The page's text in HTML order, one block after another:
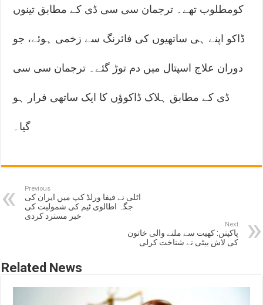
کومطلوب تھے۔ ترجمان سی سی ڈی کے مطابق تینوں
ڈاکو اپنے ہی ساتھیوں کی فائرنگ سے زخمی ہوئے، جو
دوران علاج اسپتال میں دم توڑ گئے۔ ترجمان سی سی
ڈی کے مطابق ہلاک ڈاکوؤں کا ایک ساتھی فرار ہو
گیا۔
Previous
اٹلی نے فیفا ورلڈ کپ میں ایران کی
جگہ اطالوی ٹیم کی شمولیت کی
خبر مسترد کردی
Next
پاکپتن: کھیت سے ملنے والی خاتون
کی لاش بیٹی نے شناخت کرلی
Related News